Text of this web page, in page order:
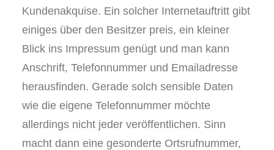
Kundenakquise. Ein solcher Internetauftritt gibt
einiges über den Besitzer preis, ein kleiner
Blick ins Impressum genügt und man kann
Anschrift, Telefonnummer und Emailadresse
herausfinden. Gerade solch sensible Daten
wie die eigene Telefonnummer möchte
allerdings nicht jeder veröffentlichen. Sinn
macht dann eine gesonderte Ortsrufnummer,